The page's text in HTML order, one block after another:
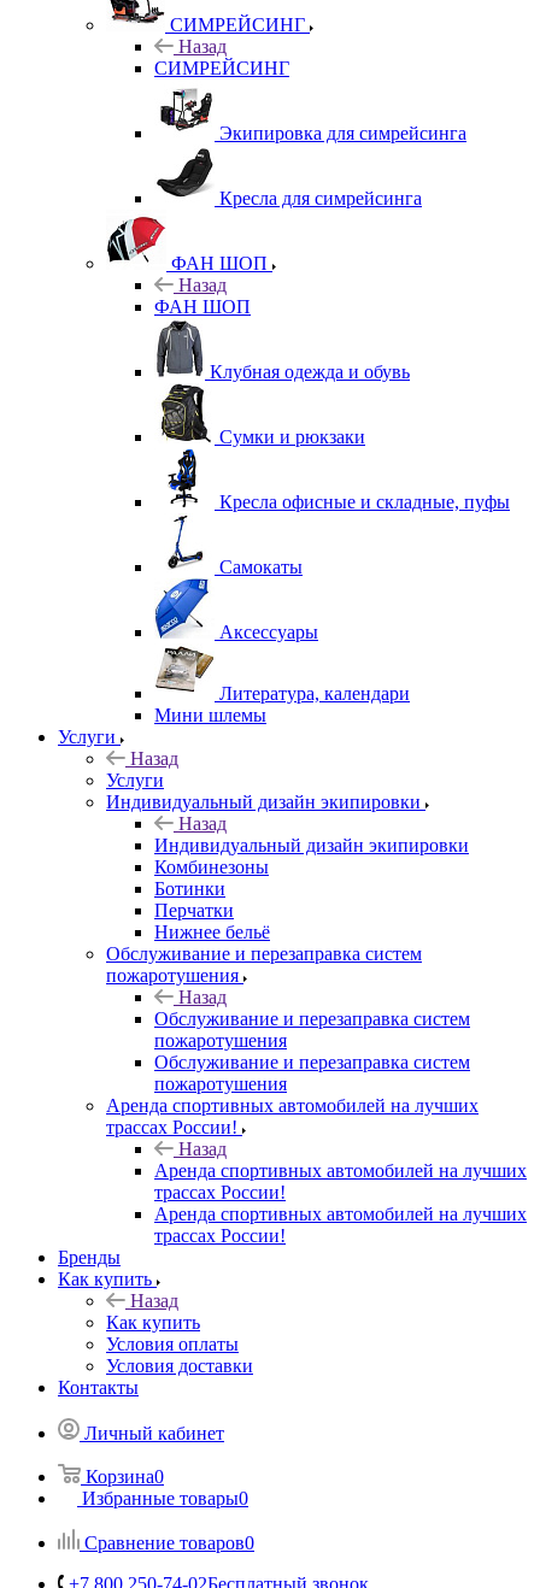
СИМРЕЙСИНГ
Назад
СИМРЕЙСИНГ
Экипировка для симрейсинга
Кресла для симрейсинга
ФАН ШОП
Назад
ФАН ШОП
Клубная одежда и обувь
Сумки и рюкзаки
Кресла офисные и складные, пуфы
Самокаты
Аксессуары
Литература, календари
Мини шлемы
Услуги
Назад
Услуги
Индивидуальный дизайн экипировки
Назад
Индивидуальный дизайн экипировки
Комбинезоны
Ботинки
Перчатки
Нижнее бельё
Обслуживание и перезаправка систем
пожаротушения
Назад
Обслуживание и перезаправка систем
пожаротушения
Обслуживание и перезаправка систем
пожаротушения
Аренда спортивных автомобилей на лучших
трассах России!
Назад
Аренда спортивных автомобилей на лучших
трассах России!
Аренда спортивных автомобилей на лучших
трассах России!
Бренды
Как купить
Назад
Как купить
Условия оплаты
Условия доставки
Контакты
Личный кабинет
Корзина0
Избранные товары0
Сравнение товаров0
+7 800 250-74-02Бесплатный звонок